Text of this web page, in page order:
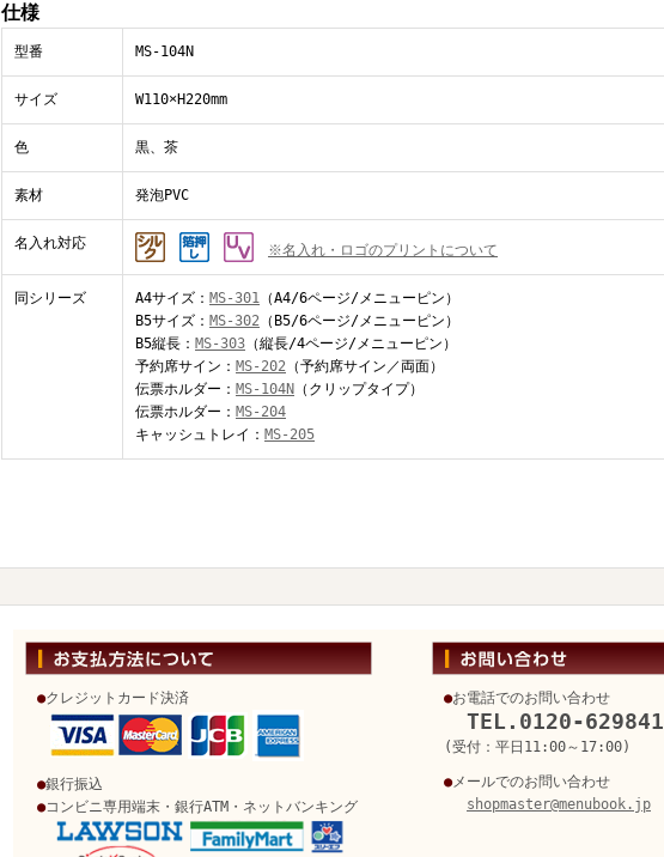
仕様
型番 MS-104N
サイズ W110×H220mm
色 黒、茶
素材 発泡PVC
名入れ対応 ※名入れ・ロゴのプリントについて
同シリーズ A4サイズ： MS-301 （A4/6ページ/メニューピン）
B5サイズ： MS-302 （B5/6ページ/メニューピン）
B5縦長： MS-303 （縦長/4ページ/メニューピン）
予約席サイン： MS-202 （予約席サイン／両面）
伝票ホルダー： MS-104N （クリップタイプ）
伝票ホルダー： MS-204
キャッシュトレイ： MS-205
●クレジットカード決済
●銀行振込
●コンビニ専用端末・銀行ATM・ネットバンキング
●お電話でのお問い合わせ
TEL.0120-629841
(受付：平日11:00～17:00)
●メールでのお問い合わせ
shopmaster@menubook.jp